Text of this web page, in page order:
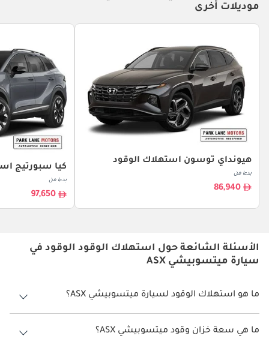
موديلات أخرى
هيونداي توسون استهلاك الوقود
بدءا من
86,940
كيا سبورتيج
بدءا من
97,650
الأسئلة الشائعة حول استهلاك الوقود الوقود في
سيارة ميتسوبيشي ASX
ما هو استهلاك الوقود لسيارة ميتسوبيشي ASX؟
يتراوح استهلاك الوقود لسيارة ميتسوبيشي ASX بين 11 كم/ليتر.
ما هي سعة خزان وقود ميتسوبيشي ASX؟